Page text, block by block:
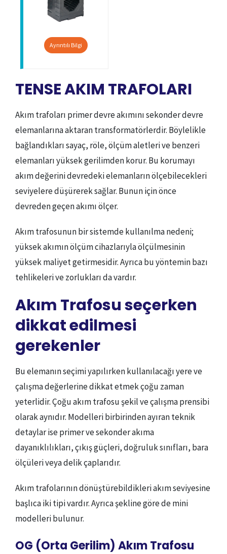
Ayrıntılı Bilgi
TENSE AKIM TRAFOLARI
Akım trafoları primer devre akımını sekonder devre
elemanlarına aktaran transformatörlerdir. Böylelikle
bağlandıkları sayaç, röle, ölçüm aletleri ve benzeri
elemanları yüksek gerilimden korur. Bu korumayı
akım değerini devredeki elemanların ölçebilecekleri
seviyelere düşürerek sağlar. Bunun için önce
devreden geçen akımı ölçer.
Akım trafosunun bir sistemde kullanılma nedeni;
yüksek akımın ölçüm cihazlarıyla ölçülmesinin
yüksek maliyet getirmesidir. Ayrıca bu yöntemin bazı
tehlikeleri ve zorlukları da vardır.
Akım Trafosu seçerken
dikkat edilmesi
gerekenler
Bu elemanın seçimi yapılırken kullanılacağı yere ve
çalışma değerlerine dikkat etmek çoğu zaman
yeterlidir. Çoğu akım trafosu şekil ve çalışma prensibi
olarak aynıdır. Modelleri birbirinden ayıran teknik
detaylar ise primer ve sekonder akıma
dayanıklılıkları, çıkış güçleri, doğruluk sınıfları, bara
ölçüleri veya delik çaplarıdır.
Akım trafolarının dönüştürebildikleri akım seviyesine
başlıca iki tipi vardır. Ayrıca şekline göre de mini
modelleri bulunur.
OG (Orta Gerilim) Akım Trafosu